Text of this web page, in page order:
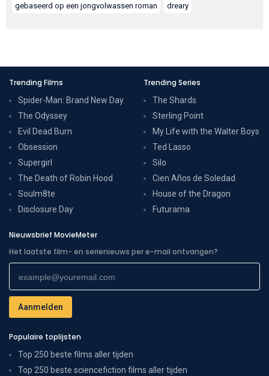
gebaseerd op een jongvolwassen roman
dreary
Trending Films
Spider-Man: Brand New Day
The Odyssey
Evil Dead Burn
Obsession
Supergirl
The Death of Robin Hood
Soulm8te
Disclosure Day
Trending Series
The Shards
Sterling Point
My Life with the Walter Boys
Ted Lasso
Silo
Cien Años de Soledad
House of the Dragon
Futurama
Nieuwsbrief MovieMeter
Het laatste film- en serienieuws per e-mail ontvangen?
Populaire toplijsten
Top 250 beste films aller tijden
Top 250 beste sciencefiction films aller tijden